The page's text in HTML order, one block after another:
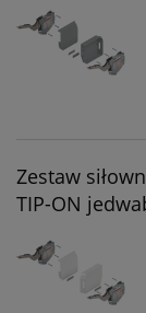
Zestaw
TIP-ON